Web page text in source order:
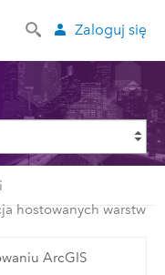
Zaloguj się
hostowanych warstw
ArcGIS